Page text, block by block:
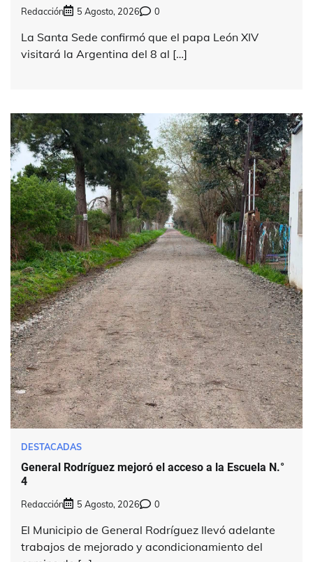
Redacción 5 Agosto, 2026 0
La Santa Sede confirmó que el papa León XIV
visitará la Argentina del 8 al […]
DESTACADAS
General Rodríguez mejoró el acceso a la Escuela N.°
4
Redacción 5 Agosto, 2026 0
El Municipio de General Rodríguez llevó adelante
trabajos de mejorado y acondicionamiento del